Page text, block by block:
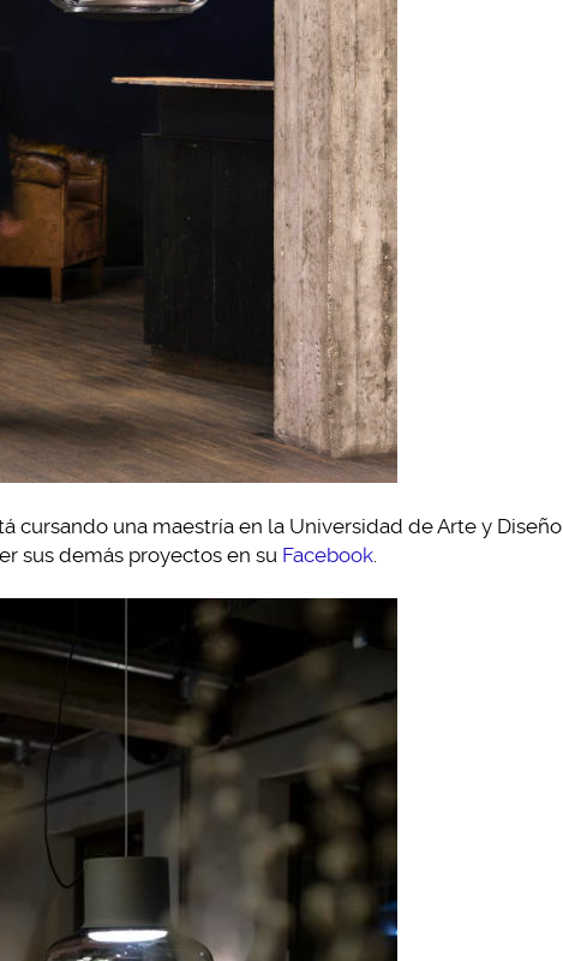
cursando una maestría en la Universidad de Arte y Diseño
sus demás proyectos en su Facebook.